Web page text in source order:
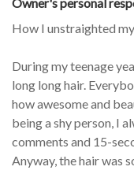
How I unstraighted
During my teenage
long long hair.
how awesome and
being a shy person, I
comments and 15-
Anyway, the hair was